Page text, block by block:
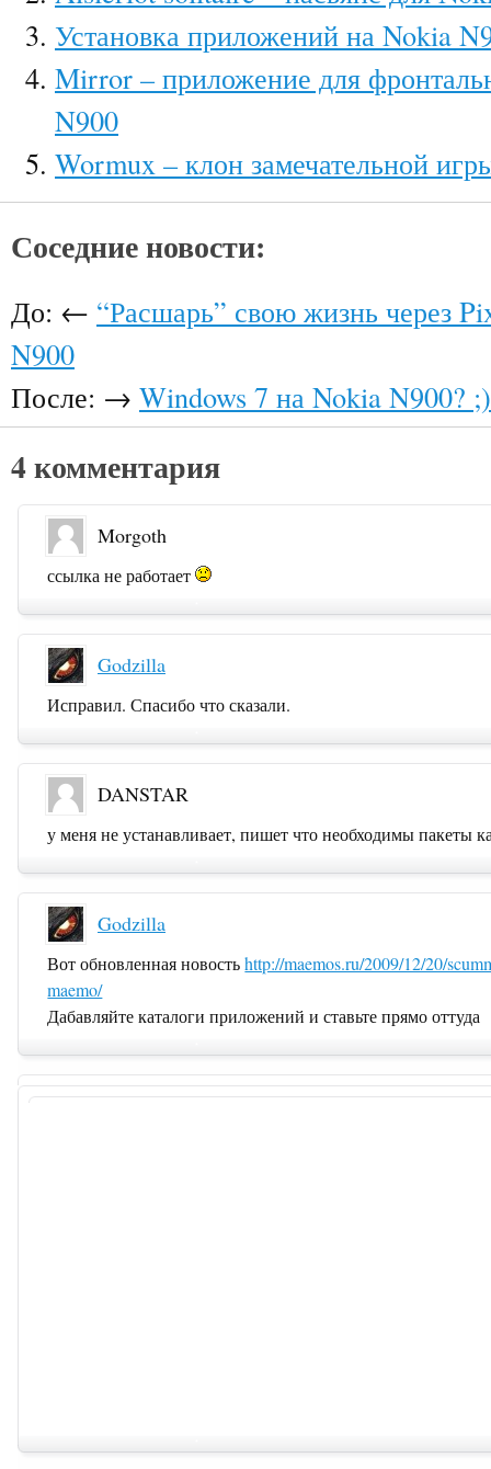
Установка приложений на Nokia
Mirror – приложение для
N900
Wormux – клон замечательной
Соседние новости:
До: ← “Расшарь” свою жизнь через
N900
После: → Windows 7 на Nokia N900? ;)
4 комментария
Morgoth
ссылка не работает
Godzilla
Исправил. Спасибо что сказали.
DANSTAR
у меня не устанавливает, пишет что необходимы пакеты
Godzilla
Вот обновленная новостьhttp://maemos.ru/2009/12/20/
maemo/
Дабавляйте каталоги приложений и ставьте прямо оттуда